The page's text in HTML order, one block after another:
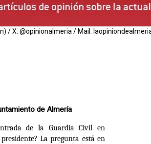
/ X: @opinionalmeria / Mail:
de Almería
de la Guardia Civil en
La pregunta está en